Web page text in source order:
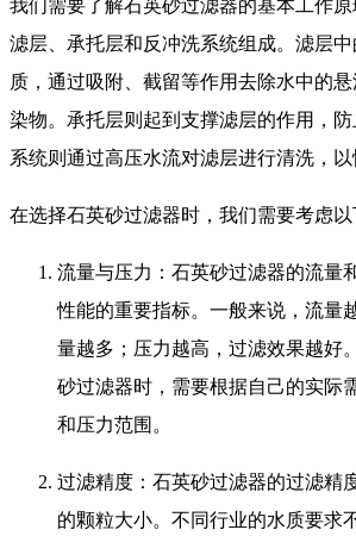
我们需要了解石英砂过滤器的基本工作
滤层、承托层和反冲洗系统组成。滤层
质，通过吸附、截留等作用去除水中的
染物。承托层则起到支撑滤层的作用，
系统则通过高压水流对滤层进行清洗，以
在选择石英砂过滤器时，我们需要考虑以
流量与压力：石英砂过滤器的流量
性能的重要指标。一般来说，流量
量越多；压力越高，过滤效果越好
砂过滤器时，需要根据自己的实际
和压力范围。
过滤精度：石英砂过滤器的过滤精
的颗粒大小。不同行业的水质要求